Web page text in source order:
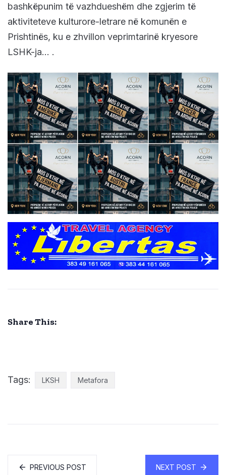
bashkëpunim të vazhdueshëm dhe zgjerim të
aktiviteteve kulturore-letrare në komunën e
Prishtinës, ku e zhvillon veprimtarinë kryesore
LSHK-ja… .
Share This:
Tags: LKSH Metafora
PREVIOUS POST NEXT POST